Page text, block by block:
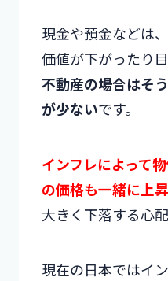
現金や預金などは
価値が下がったり
不動産の場合はそ
が少ないです。
インフレによって
の価格も一緒に上
大きく下落する心
現在の日本ではイ